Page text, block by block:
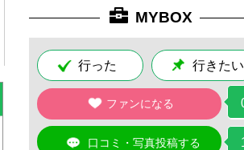
MYBOX
行った 行きたい
ファンになる
口コミ・写真投稿する